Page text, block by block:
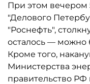
При этом вечером
"Делового
"Роснефть",
осталось ­— можно
Кроме того,
Министерства
правительство